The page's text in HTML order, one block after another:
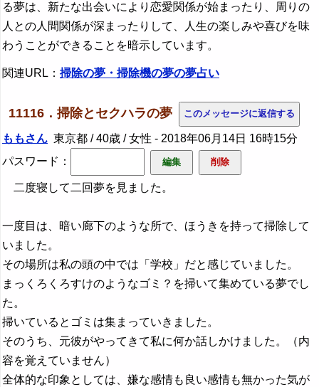
る夢は、新たな出会いにより恋愛関係が始まったり、周りの
人との人間関係が深まったりして、人生の楽しみや喜びを味
わうことができることを暗示しています。
関連URL： 掃除の夢・掃除機の夢の夢占い
11116．掃除とセクハラの夢
ももさん 東京都 / 40歳 / 女性 - 2018年06月14日 16時15分
パスワード：
二度寝して二回夢を見ました。
一度目は、暗い廊下のような所で、ほうきを持って掃除して
いました。
その場所は私の頭の中では「学校」だと感じていました。
まっくろくろすけのようなゴミ？を掃いて集めている夢でし
た。
掃いているとゴミは集まっていきました。
そのうち、元彼がやってきて私に何か話しかけました。（内
容を覚えていません）
全体的な印象としては、嫌な感情も良い感情も無かった気が